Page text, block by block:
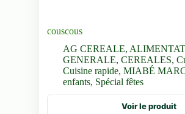
couscous
AG CEREALE,
GENERALE,CEREALES,
Cuisine rapide,MIABÉ
enfants, Spécial fêtes
Voir le produit